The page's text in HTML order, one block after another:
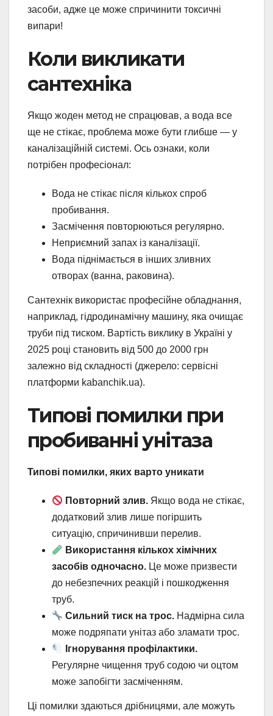
засоби, адже це може спричинити токсичні
випари!
Коли викликати
сантехніка
Якщо жоден метод не спрацював, а вода все
ще не стікає, проблема може бути глибше — у
каналізаційній системі. Ось ознаки, коли
потрібен професіонал:
Вода не стікає після кількох спроб
пробивання.
Засмічення повторюються регулярно.
Неприємний запах із каналізації.
Вода піднімається в інших зливних
отворах (ванна, раковина).
Сантехнік використає професійне обладнання,
наприклад, гідродинамічну машину, яка очищає
труби під тиском. Вартість виклику в Україні у
2025 році становить від 500 до 2000 грн
залежно від складності (джерело: сервісні
платформи kabanchik.ua).
Типові помилки при
пробиванні унітаза
Типові помилки, яких варто уникати
Повторний злив. Якщо вода не стікає,
додатковий злив лише погіршить
ситуацію, спричинивши перелив.
Використання кількох хімічних
засобів одночасно. Це може призвести
до небезпечних реакцій і пошкодження
труб.
Сильний тиск на трос. Надмірна сила
може подряпати унітаз або зламати трос.
Ігнорування профілактики.
Регулярне чищення труб содою чи оцтом
може запобігти засміченням.
Ці помилки здаються дрібницями, але можуть